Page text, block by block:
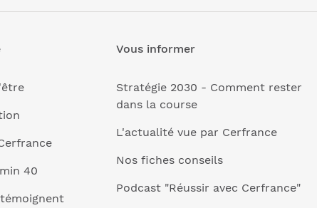
40
Vous informer
Stratégie 2030 - Comment rester
dans la course
L'actualité vue par Cerfrance
Nos fiches conseils
Podcast "Réussir avec Cerfrance"